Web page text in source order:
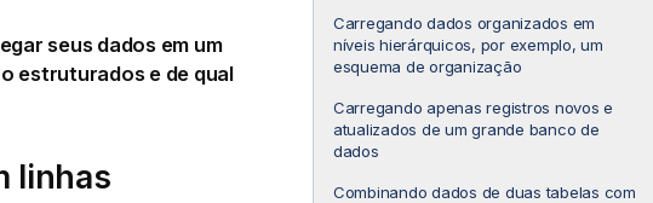
Carregando dados organizados em
níveis hierárquicos, por exemplo, um
esquema de organização
Carregando apenas registros novos e
atualizados de um grande banco de
dados
Combinando dados de duas tabelas com
seus dados em um
estruturados e de qual
linhas